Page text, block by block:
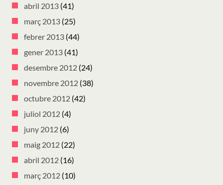
abril 2013 (41)
març 2013 (25)
febrer 2013 (44)
gener 2013 (41)
desembre 2012 (24)
novembre 2012 (38)
octubre 2012 (42)
juliol 2012 (4)
juny 2012 (6)
maig 2012 (22)
abril 2012 (16)
març 2012 (10)